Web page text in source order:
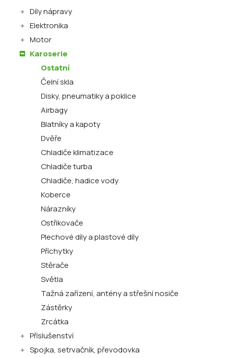
Díly nápravy
Elektronika
Motor
Karoserie
Ostatní
Čelní skla
Disky, pneumatiky a poklice
Airbagy
Blatníky a kapoty
Dvěře
Chladiče klimatizace
Chladiče turba
Chladiče, hadice vody
Koberce
Nárazníky
Ostřikovače
Plechové díly a plastové díly
Příchytky
Stěrače
Světla
Tažná zařízení, antény a střešní nosiče
Zástěrky
Zrcátka
Příslušenství
Spojka, setrvačník, převodovka